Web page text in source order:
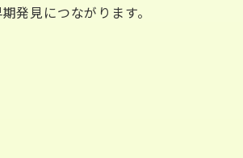
発見につながります。